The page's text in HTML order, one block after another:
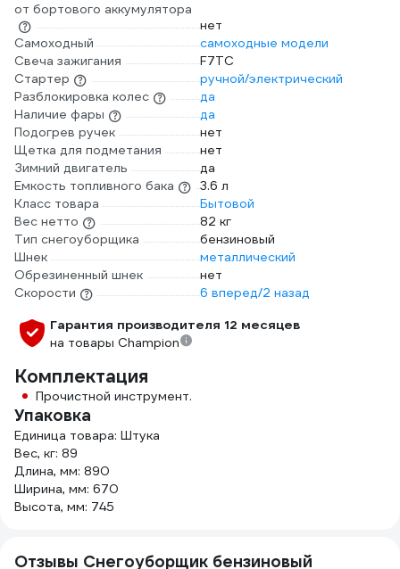
от бортового аккумулятора
нет
Самоходный
самоходные модели
Свеча зажигания
F7TC
Стартер
ручной/электрический
Разблокировка колес
да
Наличие фары
да
Подогрев ручек
нет
Щетка для подметания
нет
Зимний двигатель
да
Емкость топливного бака
3.6 л
Класс товара
Бытовой
Вес нетто
82 кг
Тип снегоуборщика
бензиновый
Шнек
металлический
Обрезиненный шнек
нет
Скорости
6 вперед/2 назад
Гарантия производителя 12 месяцев
на товары Champion
Комплектация
Прочистной инструмент.
Упаковка
Единица товара: Штука
Вес, кг: 89
Длина, мм: 890
Ширина, мм: 670
Высота, мм: 745
Отзывы Снегоуборщик бензиновый